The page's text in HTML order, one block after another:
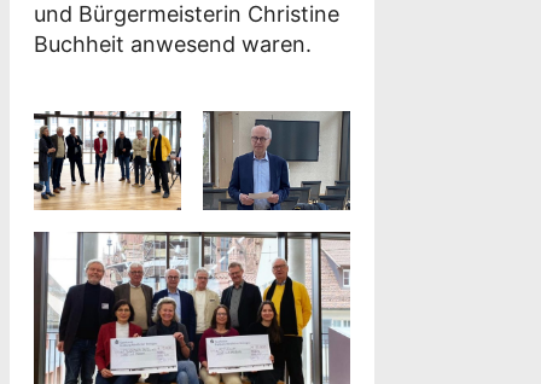
und Bürgermeisterin Christine
Buchheit anwesend waren.